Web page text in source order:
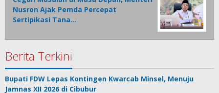
Nusron Ajak Pemda Percepat
Sertipikasi Tana…
Berita Terkini
Bupati FDW Lepas Kontingen Kwarcab Minsel, Menuju
Jamnas XII 2026 di Cibubur